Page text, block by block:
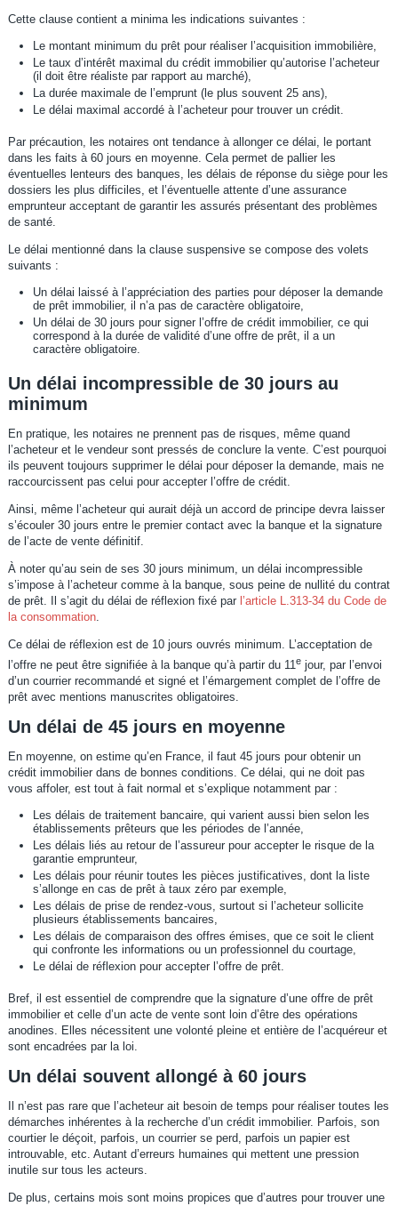
Cette clause contient a minima les indications suivantes :
Le montant minimum du prêt pour réaliser l’acquisition immobilière,
Le taux d’intérêt maximal du crédit immobilier qu’autorise l’acheteur
(il doit être réaliste par rapport au marché),
La durée maximale de l’emprunt (le plus souvent 25 ans),
Le délai maximal accordé à l’acheteur pour trouver un crédit.
Par précaution, les notaires ont tendance à allonger ce délai, le portant
dans les faits à 60 jours en moyenne. Cela permet de pallier les
éventuelles lenteurs des banques, les délais de réponse du siège pour les
dossiers les plus difficiles, et l’éventuelle attente d’une assurance
emprunteur acceptant de garantir les assurés présentant des problèmes
de santé.
Le délai mentionné dans la clause suspensive se compose des volets
suivants :
Un délai laissé à l’appréciation des parties pour déposer la demande
de prêt immobilier, il n’a pas de caractère obligatoire,
Un délai de 30 jours pour signer l’offre de crédit immobilier, ce qui
correspond à la durée de validité d’une offre de prêt, il a un
caractère obligatoire.
Un délai incompressible de 30 jours au
minimum
En pratique, les notaires ne prennent pas de risques, même quand
l’acheteur et le vendeur sont pressés de conclure la vente. C’est pourquoi
ils peuvent toujours supprimer le délai pour déposer la demande, mais ne
raccourcissent pas celui pour accepter l’offre de crédit.
Ainsi, même l’acheteur qui aurait déjà un accord de principe devra laisser
s’écouler 30 jours entre le premier contact avec la banque et la signature
de l’acte de vente définitif.
À noter qu’au sein de ses 30 jours minimum, un délai incompressible
s’impose à l’acheteur comme à la banque, sous peine de nullité du contrat
de prêt. Il s’agit du délai de réflexion fixé par l’article L.313-34 du Code de
la consommation.
Ce délai de réflexion est de 10 jours ouvrés minimum. L’acceptation de
l’offre ne peut être signifiée à la banque qu’à partir du 11ejour, par l’envoi
d’un courrier recommandé et signé et l’émargement complet de l’offre de
prêt avec mentions manuscrites obligatoires.
Un délai de 45 jours en moyenne
En moyenne, on estime qu’en France, il faut 45 jours pour obtenir un
crédit immobilier dans de bonnes conditions. Ce délai, qui ne doit pas
vous affoler, est tout à fait normal et s’explique notamment par :
Les délais de traitement bancaire, qui varient aussi bien selon les
établissements prêteurs que les périodes de l’année,
Les délais liés au retour de l’assureur pour accepter le risque de la
garantie emprunteur,
Les délais pour réunir toutes les pièces justificatives, dont la liste
s’allonge en cas de prêt à taux zéro par exemple,
Les délais de prise de rendez-vous, surtout si l’acheteur sollicite
plusieurs établissements bancaires,
Les délais de comparaison des offres émises, que ce soit le client
qui confronte les informations ou un professionnel du courtage,
Le délai de réflexion pour accepter l’offre de prêt.
Bref, il est essentiel de comprendre que la signature d’une offre de prêt
immobilier et celle d’un acte de vente sont loin d’être des opérations
anodines. Elles nécessitent une volonté pleine et entière de l’acquéreur et
sont encadrées par la loi.
Un délai souvent allongé à 60 jours
Il n’est pas rare que l’acheteur ait besoin de temps pour réaliser toutes les
démarches inhérentes à la recherche d’un crédit immobilier. Parfois, son
courtier le déçoit, parfois, un courrier se perd, parfois un papier est
introuvable, etc. Autant d’erreurs humaines qui mettent une pression
inutile sur tous les acteurs.
De plus, certains mois sont moins propices que d’autres pour trouver une